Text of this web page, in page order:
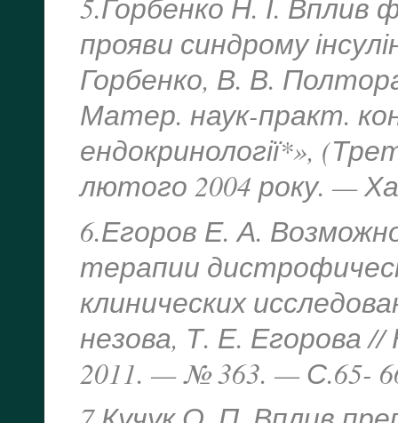
5.Горбенко Н. І. Вплив
прояви синдрому
Горбенко, В. В.
Матер. наук-практ.
ендокринології*»,
лютого 2004 року. —
6.Егоров Е. А.
терапии
клинических
незова, Т. Е. Егорова
2011. — № 363. — С.65-